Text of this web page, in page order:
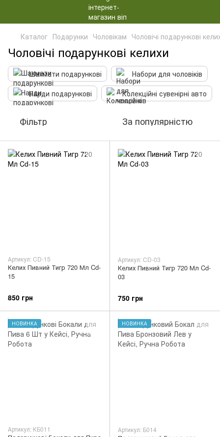
Каталог Подарунки Чоловікам Чоловічі подарункові
Чоловічі подарункові келихи
Шахмати подарункові
Набори для чоловіків
Нарди подарункові
Колекційні сувенірні авто
Фільтр За популярністю
Артикул: CD-15
Келих Пивний Тигр 720 Мл Cd-
15
850 грн
Артикул: CD-03
Келих Пивний Тигр 720 Мл Cd-
03
750 грн
НОВИНКА
Артикул: КБ011
НОВИНКА
Артикул: Б014